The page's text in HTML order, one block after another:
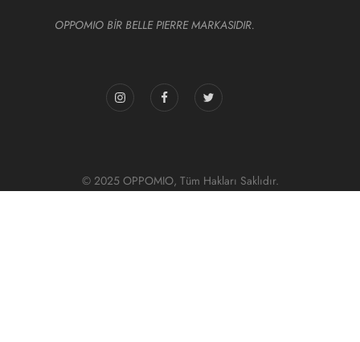
OPPOMIO BİR BELLE PIERRE MARKASIDIR.
© 2025 OPPOMIO, Tüm Hakları Saklıdır.